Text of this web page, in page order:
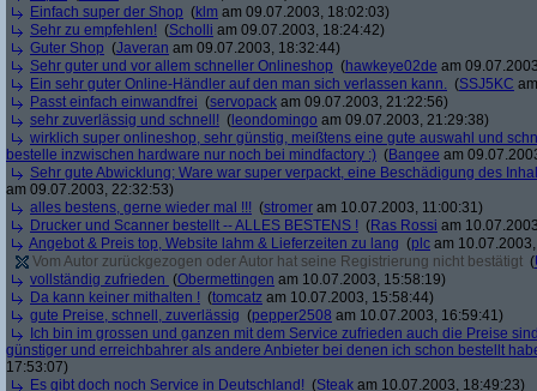
Einfach super der Shop (klm am 09.07.2003, 18:02:03)
Sehr zu empfehlen! (Scholli am 09.07.2003, 18:24:42)
Guter Shop (Javeran am 09.07.2003, 18:32:44)
Sehr guter und vor allem schneller Onlineshop (hawkeye02de am
Ein sehr guter Online-Händler auf den man sich verlassen kann. (SSJ5KC
Passt einfach einwandfrei (servopack am 09.07.2003, 21:22:56)
sehr zuverlässig und schnell! ( leondomingo am 09.07.2003, 21:29:38)
wirklich super onlineshop, sehr günstig, meißtens eine gute auswahl und
bestelle inzwischen hardware nur noch bei mindfactory :) (Bangee am
Sehr gute Abwicklung; Ware war super verpackt, eine Beschädigung des
am 09.07.2003, 22:32:53)
alles bestens, gerne wieder mal !!! (stromer am 10.07.2003, 11:00:31)
Drucker und Scanner bestellt -- ALLES BESTENS ! (Ras Rossi am
Angebot & Preis top, Website lahm & Lieferzeiten zu lang (plc am
Vom Autor zurückgezogen oder Autor hat seine Registrierung nicht bestätigt (
vollständig zufrieden (Obermettingen am 10.07.2003, 15:58:19)
Da kann keiner mithalten ! (tomcatz am 10.07.2003, 15:58:44)
gute Preise, schnell, zuverlässig (pepper2508 am 10.07.2003, 16:59:41)
Ich bin im grossen und ganzen mit dem Service zufrieden auch die Preise
günstiger und erreichbahrer als andere Anbieter bei denen ich schon bestellt
17:53:07)
Es gibt doch noch Service in Deutschland! (Steak am 10.07.2003, 18:49:23)